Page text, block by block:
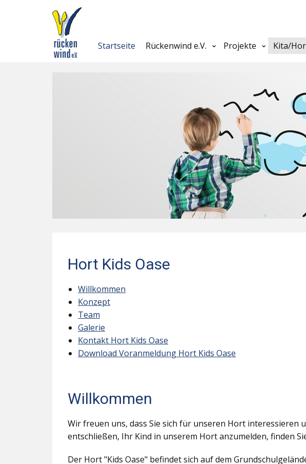
Startseite Rückenwind e.V. Projekte Kita/
Hort Kids Oase
Willkommen
Konzept
Team
Galerie
Kontakt Hort Kids Oase
Download Voranmeldung Hort Kids Oase
Willkommen
Wir freuen uns, dass Sie sich für unseren Hort interessieren
entschließen, Ihr Kind in unserem Hort anzumelden, finden
Der Hort "Kids Oase" befindet sich auf dem